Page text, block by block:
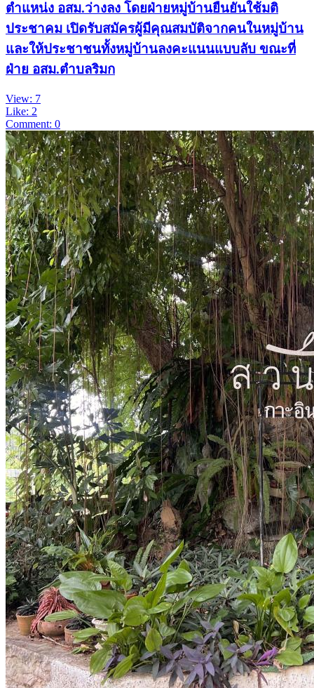
ตำแหน่ง อสม.ว่างลง โดยฝ่ายหมู่บ้านยืนยันใช้มติ
ประชาคม เปิดรับสมัครผู้มีคุณสมบัติจากคนในหมู่บ้าน
และให้ประชาชนทั้งหมู่บ้านลงคะแนนแบบลับ ขณะที่
ฝ่าย อสม.ตำบลริมก
View: 7
Like: 2
Comment: 0